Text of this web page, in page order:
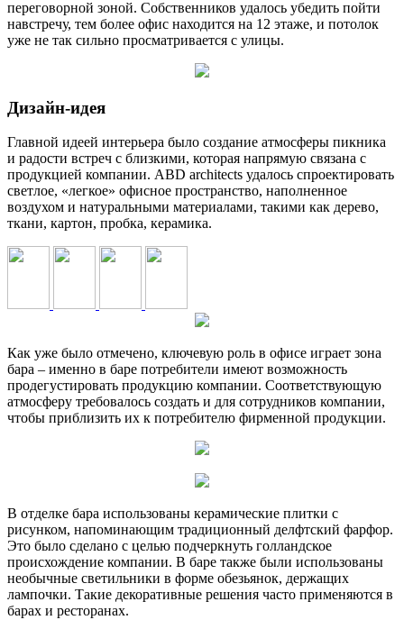
переговорной зоной. Собственников удалось убедить пойти
навстречу, тем более офис находится на 12 этаже, и потолок
уже не так сильно просматривается с улицы.
Дизайн-идея
Главной идеей интерьера было создание атмосферы пикника
и радости встреч с близкими, которая напрямую связана с
продукцией компании. ABD architects удалось спроектировать
светлое, «легкое» офисное пространство, наполненное
воздухом и натуральными материалами, такими как дерево,
ткани, картон, пробка, керамика.
Как уже было отмечено, ключевую роль в офисе играет зона
бара – именно в баре потребители имеют возможность
продегустировать продукцию компании. Соответствующую
атмосферу требовалось создать и для сотрудников компании,
чтобы приблизить их к потребителю фирменной продукции.
В отделке бара использованы керамические плитки с
рисунком, напоминающим традиционный делфтский фарфор.
Это было сделано с целью подчеркнуть голландское
происхождение компании. В баре также были использованы
необычные светильники в форме обезьянок, держащих
лампочки. Такие декоративные решения часто применяются в
барах и ресторанах.